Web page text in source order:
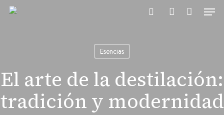
Skip
Esencias
El arte de la destilación:
tradición y modernidad